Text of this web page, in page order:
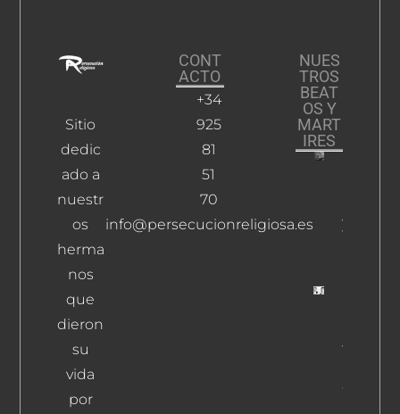
Sitio
dedic
ado a
nuestr
os
herma
nos
que
dieron
su
vida
por
CONT
ACTO
+34
925
81
51
70
info@persecucionreligiosa.es
NUES
TROS
BEAT
OS Y
MART
IRES
Juan
Tomás
Teodosio